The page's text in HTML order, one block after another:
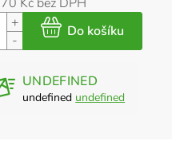
UNDEFINED
undefined undefined